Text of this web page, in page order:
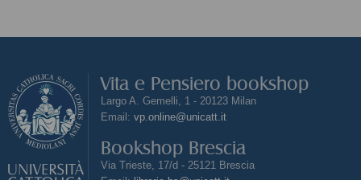
Vita e Pensiero bookshop
Largo A. Gemelli, 1 - 20123 Milan
Email: vp.online@unicatt.it
Bookshop Brescia
Via Trieste, 17/d - 25121 Brescia